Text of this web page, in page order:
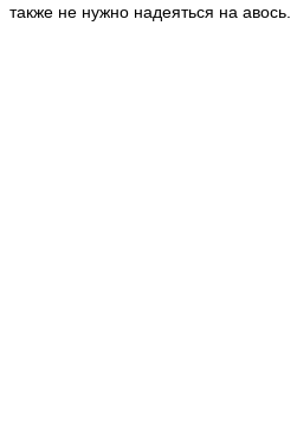
также не нужно надеяться на авось.